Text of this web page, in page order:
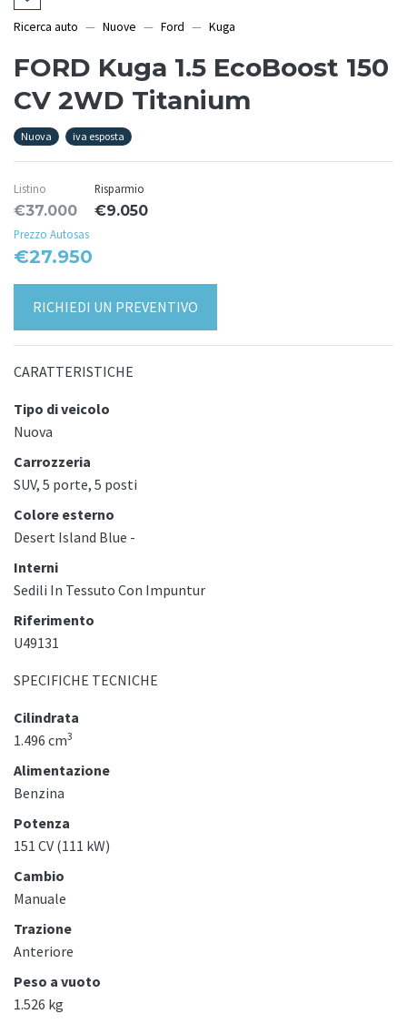
Ricerca auto Nuove Ford Kuga
FORD Kuga 1.5 EcoBoost 150
CV 2WD Titanium
Nuova iva esposta
Listino
€37.000
Risparmio
€9.050
Prezzo Autosas
€27.950
RICHIEDI UN PREVENTIVO
CARATTERISTICHE
Tipo di veicolo
Nuova
Carrozzeria
SUV, 5 porte, 5 posti
Colore esterno
Desert Island Blue -
Interni
Sedili In Tessuto Con Impuntur
Riferimento
U49131
SPECIFICHE TECNICHE
Cilindrata
1.496 cm3
Alimentazione
Benzina
Potenza
151 CV (111 kW)
Cambio
Manuale
Trazione
Anteriore
Peso a vuoto
1.526 kg